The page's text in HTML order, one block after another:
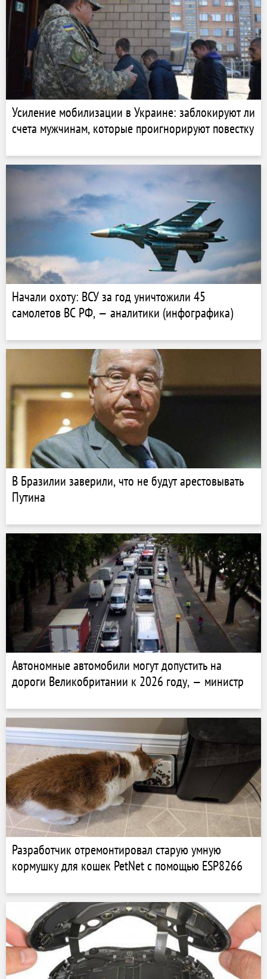
Усиление мобилизации в Украине: заблокируют ли
счета мужчинам, которые проигнорируют повестку
Начали охоту: ВСУ за год уничтожили 45
самолетов ВС РФ, — аналитики (инфографика)
В Бразилии заверили, что не будут арестовывать
Путина
Автономные автомобили могут допустить на
дороги Великобритании к 2026 году, — министр
Разработчик отремонтировал старую умную
кормушку для кошек PetNet с помощью ESP8266